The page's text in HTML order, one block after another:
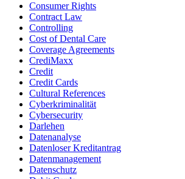
Consumer Rights
Contract Law
Controlling
Cost of Dental Care
Coverage Agreements
CrediMaxx
Credit
Credit Cards
Cultural References
Cyberkriminalität
Cybersecurity
Darlehen
Datenanalyse
Datenloser Kreditantrag
Datenmanagement
Datenschutz